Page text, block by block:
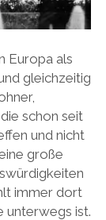
Europa als
gleichzeitig
schon seit
und nicht
große
immer dort
unterwegs ist.